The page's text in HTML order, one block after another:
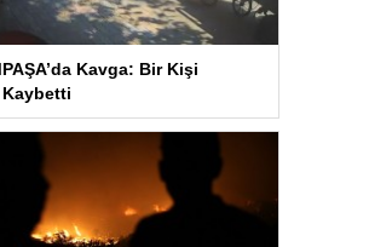
Kavga: Bir Kişi
Kaybetti